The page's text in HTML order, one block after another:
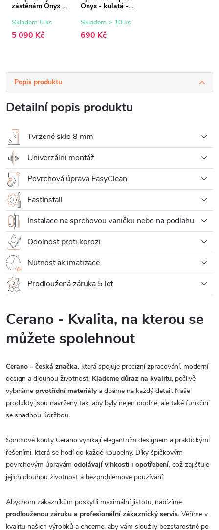
zástěnám Onyx -
transparentní sklo
- 160x200 cm
Skladem 5 ks
5 090 Kč
Onyx - kulatá -
teleskopická -
bílá - 77-140 cm
Skladem > 10 ks
690 Kč
Popis produktu
Detailní popis produktu
Tvrzené sklo 8 mm
Univerzální montáž
Povrchová úprava EasyClean
FastInstall
Instalace na sprchovou vaničku nebo na podlahu
Odolnost proti korozi
Nutnost aklimatizace
Prodloužená záruka 5 let
Cerano - Kvalita, na kterou se
můžete spolehnout
Cerano – česká značka, která spojuje precizní zpracování, moderní
design a dlouhou životnost. Klademe důraz na kvalitu, pečlivě
vybíráme prvotřídní materiálya dbáme na každý detail. Naše
produkty jsou navrženy tak, aby byly nejen odolné, ale také funkční
se snadnou údržbou.
Sprchové kouty Cerano vynikají elegantním designem a praktickými
řešeními, která se hodí do každé koupelny. Díky špičkovým
povrchovým úpravám odolávají vlhkosti i opotřebení, což zajišťuje
jejich dlouhou životnost a bezproblémové používání.
Abychom zákazníkům poskytli maximální jistotu, nabízíme
prodlouženou záruku a profesionální zákaznický servis. Věříme v
kvalitu našich výrobků a chceme, aby vám sloužily bezstarostně po